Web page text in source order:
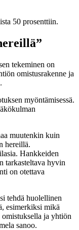
50 prosenttiin.
tekeminen on
omistusrakenne ja
myöntämisessä.
muutenkin kuin
hereillä.
Hankkeiden
tarkasteltava hyvin
on otettava
tehdä huolellinen
esimerkiksi mikä
ja yhtiön
sanoo.